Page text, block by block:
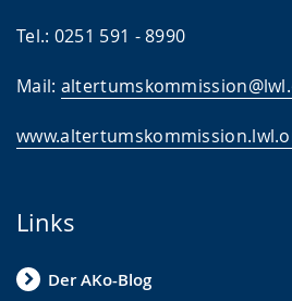
Tel.: 0251 591 - 8990
Mail:
Links
Der AKo-Blog